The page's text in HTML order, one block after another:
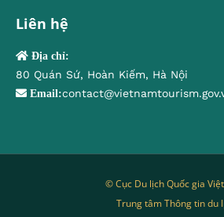
Liên hệ
Địa chỉ:
80 Quán Sứ, Hoàn Kiếm, Hà Nội
Email:
© Cục Du lịch Quốc gia
Trung tâm Thông tin du